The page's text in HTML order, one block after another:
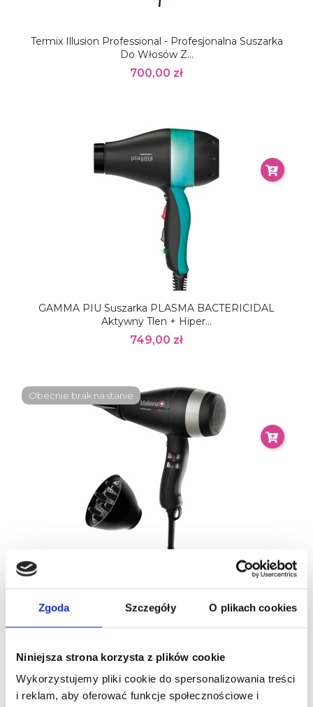
Zgoda Szczegóły O plikach cookies
Niniejsza strona korzysta z plików cookie
Wykorzystujemy pliki cookie do spersonalizowania treści
i reklam, aby oferować funkcje społecznościowe i
Termix Illusion Professional - Profesjonalna Suszarka
Do Włosów Z...
700,00 zł
GAMMA PIU Suszarka PLASMA BACTERICIDAL
Aktywny Tlen + Hiper...
749,00 zł
VALERA PRESTIGE SUSZARKA DO WŁOSÓW B2.4M
2400 W
673,75 zł
Obecnie brak na stanie
-15%
Nowy